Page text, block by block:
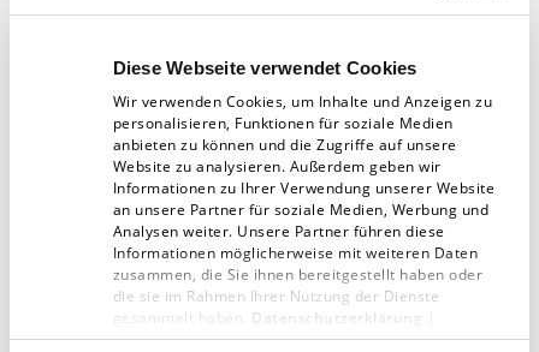
Diese Webseite verwendet Cookies
Wir verwenden Cookies, um Inhalte und Anzeigen zu
personalisieren, Funktionen für soziale Medien
anbieten zu können und die Zugriffe auf unsere
Website zu analysieren. Außerdem geben wir
Informationen zu Ihrer Verwendung unserer Website
an unsere Partner für soziale Medien, Werbung und
Analysen weiter. Unsere Partner führen diese
Informationen möglicherweise mit weiteren Daten
zusammen, die Sie ihnen bereitgestellt haben oder
die sie im Rahmen Ihrer Nutzung der Dienste
gesammelt haben. Datenschutzerklärung
Impressum
Wir setzen Maßstäbe durch die Entwicklung digitaler
Systeme, die unsere Kunden nachhaltig begeistern.
Als lernende Organisation vereinen wir eine gute
Portion Innovationsfreude und Ehrgeiz, um kluge
Lösungen mit ‚Wow-Effekt‘ zu schaffen.